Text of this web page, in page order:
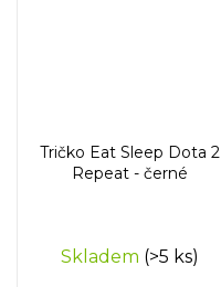
Tričko Eat Sleep Dota 2
Repeat - černé
Skladem (>5 ks)